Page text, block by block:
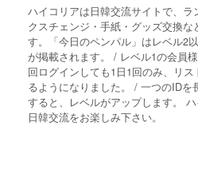
ハイコリアは日韓交流サイトで、ラ
クスチェンジ・手紙・グッズ交換な
す。「今日のペンパル」はレベル2
が掲載されます。 / レベル1の会員
回ログインしても1日1回のみ、リス
るようになりました。 / 一つのIDを
すると、レベルがアップします。
日韓交流をお楽しみ下さい。